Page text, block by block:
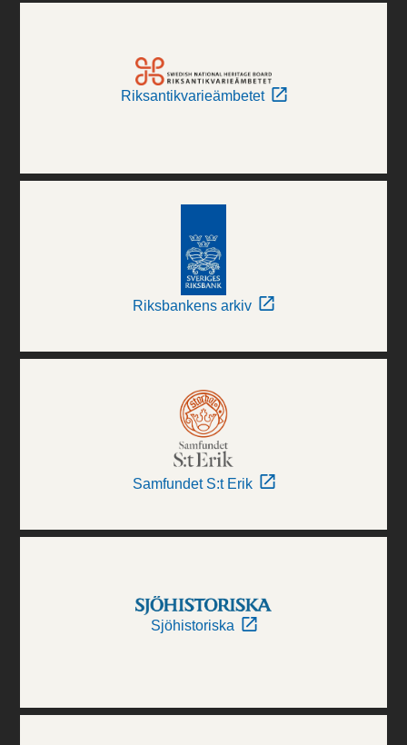
Riksantikvarieämbetet
Riksbankens arkiv
Samfundet S:t Erik
Sjöhistoriska